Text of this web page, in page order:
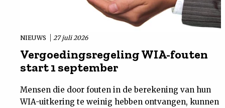
NIEUWS 27 juli 2026
Vergoedingsregeling WIA-fouten
start 1 september
Mensen die door fouten in de berekening van hun
WIA-uitkering te weinig hebben ontvangen, kunnen